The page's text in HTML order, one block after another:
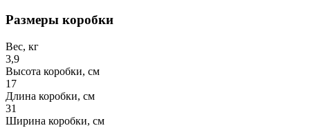
Размеры коробки
Вес, кг
3,9
Высота коробки, см
17
Длина коробки, см
31
Ширина коробки, см